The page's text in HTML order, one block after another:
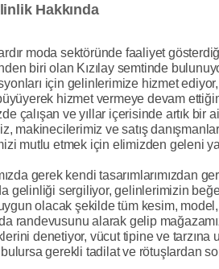
Hakkında
moda sektöründe faaliyet
biri olan Kızılay semtinde
için gelinlerimize hizmet
hizmet vermeye devam
çalışan ve yıllar içerisinde artık bir
makinecilerimiz ve satış
mutlu etmek için elimizden geleni
gerek kendi tasarımlarımızdan
gelinliği sergiliyor, gelinlerimizin
olacak şekilde tüm kesim,
randevusunu alarak gelip
denetiyor, vücut tipine ve
bulursa gerekli tadilat ve rötuşlardan